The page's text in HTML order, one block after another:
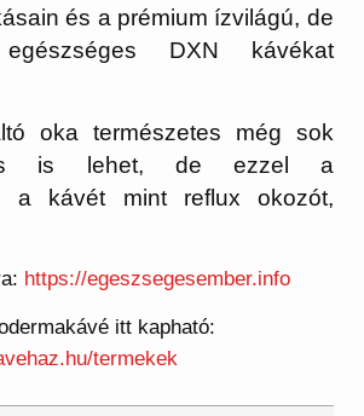
és a prémium ízvilágú, de
egészséges DXN kávékat
oka természetes még sok
is lehet, de ezzel a
a kávét mint reflux okozót,
https://egeszsegesember.info
itt kapható:
termekek